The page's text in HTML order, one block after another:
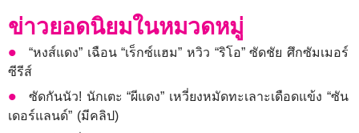
ข่าวยอดนิยมในหมวดหมู่
“หงส์แดง” เฉือน “เร็กซ์แฮม” หวิว “ริโอ” ซัดชัย ศึกซัมเมอร์
ซีรีส์
ซัดกันนัว! นักเตะ “ผีแดง” เหวี่ยงหมัดทะเลาะเดือดแข้ง “ซัน
เดอร์แลนด์” (มีคลิป)